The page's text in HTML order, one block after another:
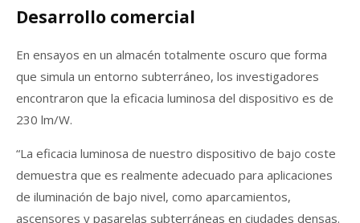
Desarrollo comercial
En ensayos en un almacén totalmente oscuro que forma
que simula un entorno subterráneo, los investigadores
encontraron que la eficacia luminosa del dispositivo es de
230 lm/W.
“La eficacia luminosa de nuestro dispositivo de bajo coste
demuestra que es realmente adecuado para aplicaciones
de iluminación de bajo nivel, como aparcamientos,
ascensores y pasarelas subterráneas en ciudades densas.